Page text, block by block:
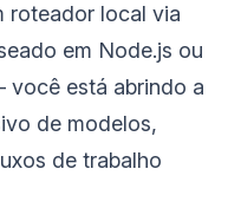
roteador local via
em Node.js ou
você está abrindo a
de modelos,
de trabalho